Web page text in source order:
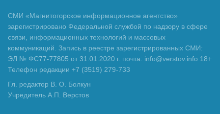
СМИ «Магнитогорское информационное агентство»
зарегистрировано Федеральной службой по надзору в сфере
связи, информационных технологий и массовых
коммуникаций. Запись в реестре зарегистрированных СМИ:
ЭЛ № ФС77-77805 от 31.01.2020 г. почта: info@verstov.info 18+
Телефон редакции +7 (3519) 279-733
Гл. редактор В. О. Болкун
Учредитель А.П. Верстов